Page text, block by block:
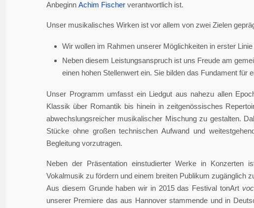
Anbeginn Achim Fischer verantwortlich ist.
Unser musikalisches Wirken ist vor allem von zwei Zielen
Wir wollen im Rahmen unserer Möglichkeiten in erster
Neben diesem Leistungsanspruch ist uns Freude am
einen hohen Stellenwert ein. Sie bilden das Fundament
Unser Programm umfasst ein Liedgut aus nahezu allen
Klassik über Romantik bis hinein in zeitgenössisches
abwechslungsreicher musikalischer Mischung zu gestalten.
Stücke ohne großen technischen Aufwand und
Begleitung vorzutragen.
Neben der Präsentation einstudierter Werke in Konzerten
Vokalmusik zu fördern und einem breiten Publikum zugänglich
Aus diesem Grunde haben wir in 2015 das Festival tonArt
unserer Premiere das aus Hannover stammende und in